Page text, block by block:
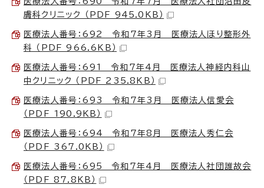
膚科クリニック （PDF 945.0KB）
医療法人番号：692 令和7年3月 医療法人ほり整形外
科 （PDF 966.6KB）
医療法人番号：691 令和7年4月 医療法人神経内科山
中クリニック （PDF 235.8KB）
医療法人番号：693 令和7年3月 医療法人信愛会
（PDF 190.9KB）
医療法人番号：694 令和7年8月 医療法人秀仁会
（PDF 367.0KB）
医療法人番号：695 令和7年4月 医療法人社団誰故会
（PDF 87.8KB）